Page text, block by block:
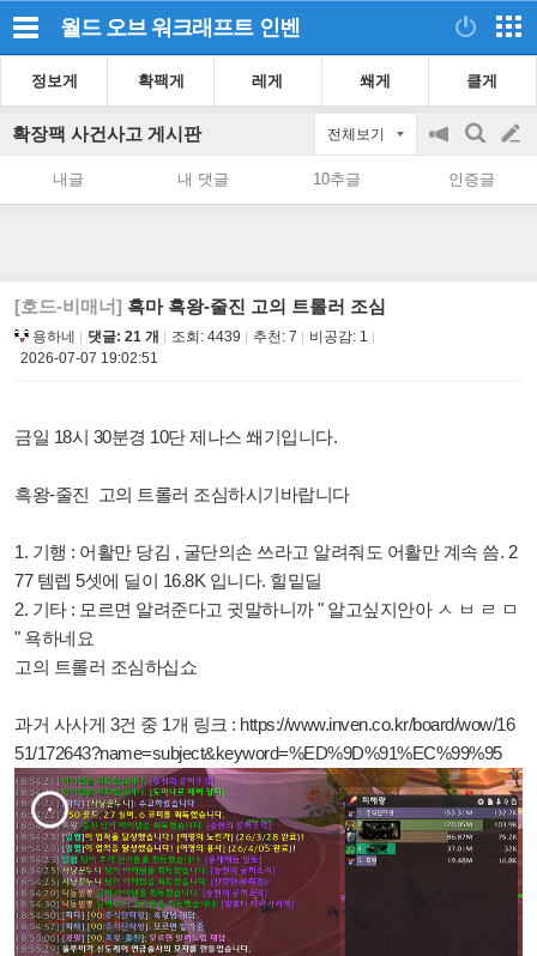
월드 오브 워크래프트 인벤
정보게 확팩게 레게 쐐게 클게
확장팩 사건사고 게시판 전체보기
공
on/off
검
색
글
쓰
내글 내 댓글 10추글 인증글
[호드-비매너] 흑마 흑왕-줄진 고의 트롤러 조심
용하네 댓글: 21 개 조회: 4439 추천: 7 비공감: 1
2026-07-07 19:02:51
금일 18시 30분경 10단 제나스 쐐기입니다.
흑왕-줄진 고의 트롤러 조심하시기바랍니다
1. 기행 : 어활만 당김 , 굴단의손 쓰라고 알려줘도 어활만 계속 씀. 2
77 템렙 5셋에 딜이 16.8K 입니다. 힐밑딜
2. 기타 : 모르면 알려준다고 귓말하니까 " 알고싶지안아 ㅅ ㅂ ㄹ ㅁ
" 욕하네요
고의 트롤러 조심하십쇼
과거 사사게 3건 중 1개 링크 : https://www.inven.co.kr/board/wow/16
51/172643?name=subject&keyword=%ED%9D%91%EC%99%95